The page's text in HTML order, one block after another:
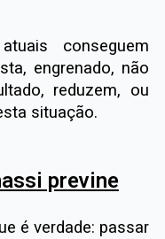
conseguem
engrenado, não
reduzem, ou
situação.
previne
é verdade: passar